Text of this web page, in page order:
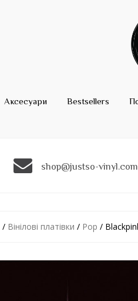
Аксесуари Bestsellers
shop@justso-
/ Вінілові платівки / Pop /